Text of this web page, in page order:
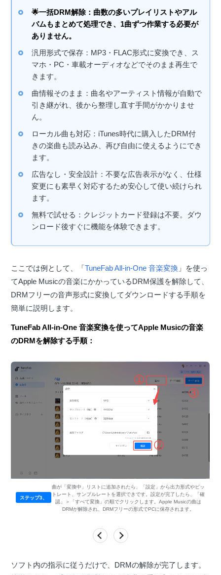
🌟一括DRM解除：曲数の多いプレイリストやアル
バムもまとめて処理でき、1曲ずつ作業する必要が
ありません。
汎用形式で保存：MP3・FLAC形式に変換でき、ス
マホ・PC・車載オーディオなどでそのまま再生で
きます。
曲情報そのまま：曲名やアーティスト情報が自動で
引き継がれ、後から整理し直す手間がかかりませ
ん。
ローカル曲も対応：iTunes時代に購入したDRM付
きの楽曲も読み込み、再び自由に使えるようにでき
ます。
広告なし・安全設計：不要な広告表示がなく、仕様
変更にも素早く対応するため安心して使い続けられ
ます。
無料で試せる：クレジットカード登録は不要。ダウ
ンロード後すぐに機能を体験できます。
ここでは例として、「TuneFab All-in-One 音楽変換 」を使っ
てApple Musicの音楽にかかっているDRM保護を解除して、
DRMフリーの音声形式に変換してダウンロードする手順を
簡単に説明します。
TuneFab All-in-One 音楽変換を使ってApple Musicの音楽
のDRMを解除する手順：
ステップ3、
曲が「変換中」リストに追加されたら、「設定」から出力形式やビッ
トレート、サンプルレートを選択できです。設定が完了したら、「確
認」＞「すべて変換」の順でクリックします。Apple Musicの曲は
DRMが解除され、DRMフリーの形式でPCに保存されます。
ソフト内の指示に従うだけで、DRMの解除が完了します。